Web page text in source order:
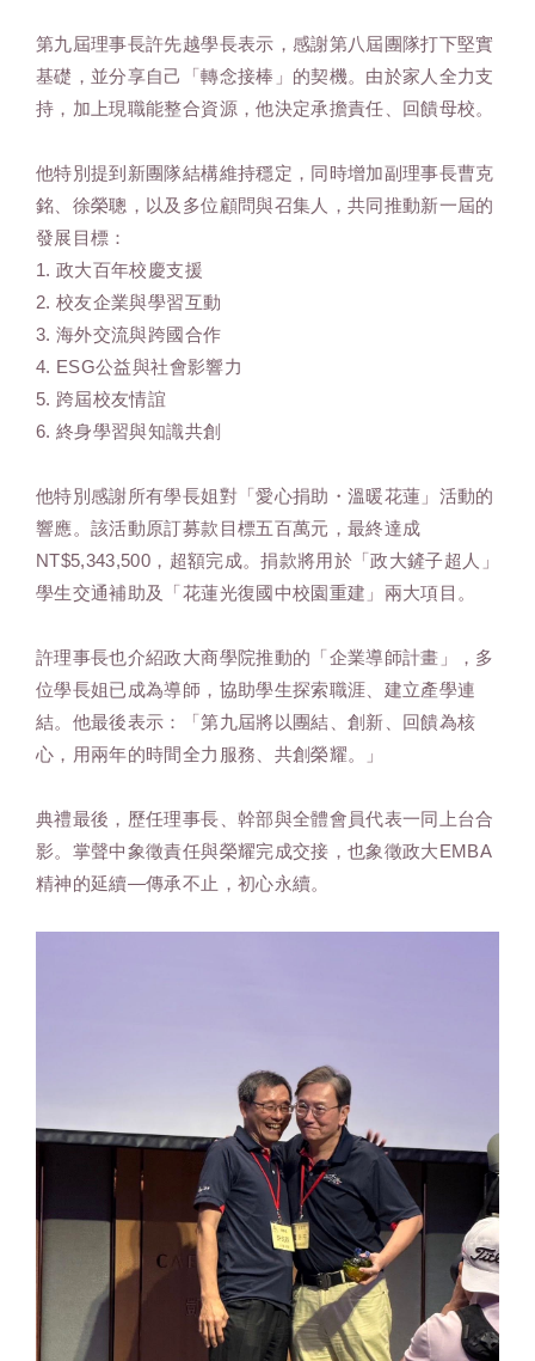
第九屆理事長許先越學長表示，感謝第八屆團隊打下堅實
基礎，並分享自己「轉念接棒」的契機。由於家人全力支
持，加上現職能整合資源，他決定承擔責任、回饋母校。
他特別提到新團隊結構維持穩定，同時增加副理事長曹克
銘、徐榮聰，以及多位顧問與召集人，共同推動新一屆的
發展目標：
1. 政大百年校慶支援
2. 校友企業與學習互動
3. 海外交流與跨國合作
4. ESG公益與社會影響力
5. 跨屆校友情誼
6. 終身學習與知識共創
他特別感謝所有學長姐對「愛心捐助・溫暖花蓮」活動的
響應。該活動原訂募款目標五百萬元，最終達成
NT$5,343,500，超額完成。捐款將用於「政大鏟子超人」
學生交通補助及「花蓮光復國中校園重建」兩大項目。
許理事長也介紹政大商學院推動的「企業導師計畫」，多
位學長姐已成為導師，協助學生探索職涯、建立產學連
結。他最後表示：「第九屆將以團結、創新、回饋為核
心，用兩年的時間全力服務、共創榮耀。」
典禮最後，歷任理事長、幹部與全體會員代表一同上台合
影。掌聲中象徵責任與榮耀完成交接，也象徵政大EMBA
精神的延續—傳承不止，初心永續。